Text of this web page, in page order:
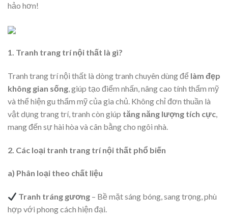
hảo hơn!
1. Tranh trang trí nội thất là gì?
Tranh trang trí nội thất là dòng tranh chuyên dùng để làm đẹp
không gian sống , giúp tạo điểm nhấn, nâng cao tính thẩm mỹ
và thể hiện gu thẩm mỹ của gia chủ. Không chỉ đơn thuần là
vật dụng trang trí, tranh còn giúp tăng năng lượng tích cực
mang đến sự hài hòa và cân bằng cho ngôi nhà.
2. Các loại tranh trang trí nội thất phổ biến
a) Phân loại theo chất liệu
Tranh tráng gương – Bề mặt sáng bóng, sang trọng, phù
hợp với phong cách hiện đại.